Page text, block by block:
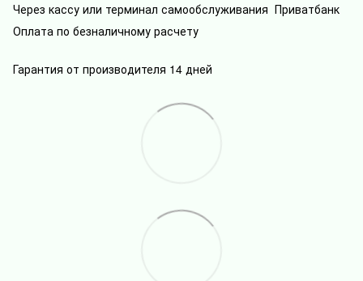
Через кассу или терминал самообслуживания Приватбанк
Оплата по безналичному расчету
Гарантия от производителя 14 дней